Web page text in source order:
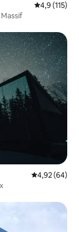
Note
4,9 (115)
aimés
Note
4,92 (64)